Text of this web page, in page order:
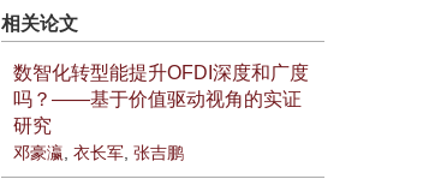
相关论文
数智化转型能提升OFDI深度和广度
吗？——基于价值驱动视角的实证
研究
邓豪瀛 衣长军, 张吉鹏